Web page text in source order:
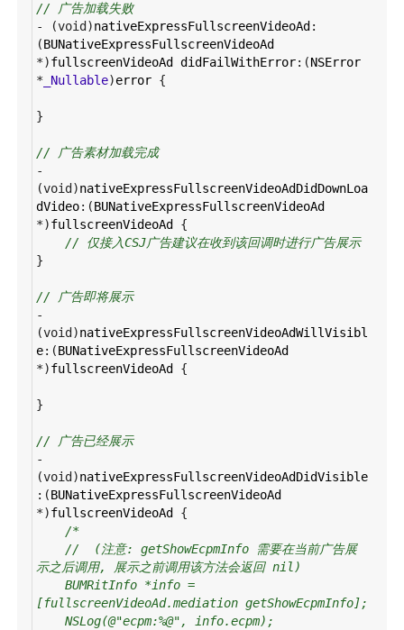
// 广告加载失败
-
(void )nativeExpressFullscreenVideoAd :
(BUNativeExpressFullscreenVideoAd
*)fullscreenVideoAd didFailWithError:(NSError
* _Nullable)error {
}
// 广告素材加载完成
-
(void )nativeExpressFullscreenVideoAdDidDownLoa
dVideo:(BUNativeExpressFullscreenVideoAd
*)fullscreenVideoAd
{
// 仅接入CSJ广告建议在收到该回调时进行广告展示
}
// 广告即将展示
-
(void )nativeExpressFullscreenVideoAdWillVisibl
e:(BUNativeExpressFullscreenVideoAd
*)fullscreenVideoAd {
}
// 广告已经展示
-
(void )nativeExpressFullscreenVideoAdDidVisible
:(BUNativeExpressFullscreenVideoAd
*)fullscreenVideoAd
{
/*
//  (注意: getShowEcpmInfo 需要在当前广告展
示之后调用, 展示之前调用该方法会返回 nil)
BUMRitInfo *info =
[fullscreenVideoAd.mediation getShowEcpmInfo];
NSLog(@"ecpm:%@", info.ecpm);